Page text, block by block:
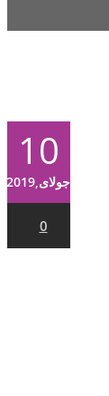
10
جولای,2019
0